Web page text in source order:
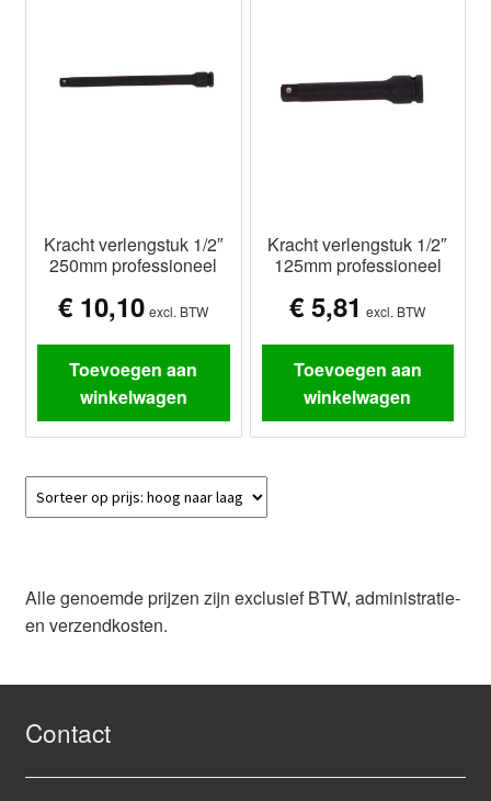
Kracht verlengstuk 1/2″
250mm professioneel
€ 10,10 excl. BTW
Toevoegen aan
winkelwagen
Kracht verlengstuk 1/2″
125mm professioneel
€ 5,81 excl. BTW
Toevoegen aan
winkelwagen
Alle genoemde prijzen zijn exclusief BTW, administratie-
en verzendkosten.
Contact